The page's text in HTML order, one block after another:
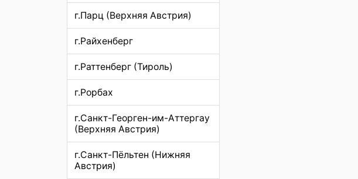
г.Парц (Верхняя Австрия)
г.Райхенберг
г.Раттенберг (Тироль)
г.Рорбах
г.Санкт-Георген-им-Аттергау
(Верхняя Австрия)
г.Санкт-Пёльтен (Нижняя
Австрия)